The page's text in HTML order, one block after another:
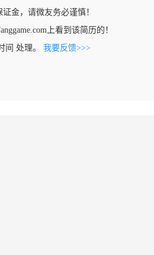
金，请微友务必谨慎！
上看到该简历的！
间 处理。 我要反馈>>>